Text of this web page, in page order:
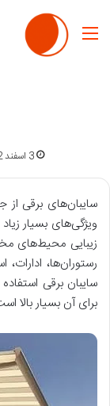
منو
3 اسفند 1402
سایبان‌های برقی از
ویژگی‌های بسیار
زیبایی محیط‌های
رستوران‌ها،
سایبان برقی
برای آن بسیار بالا